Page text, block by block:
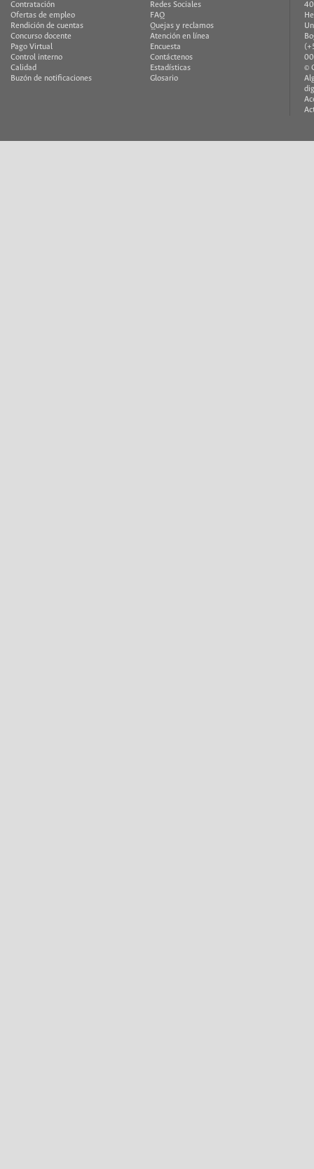
Contratación
Ofertas de empleo
Rendición de cuentas
Concurso docente
Pago Virtual
Control interno
Calidad
Buzón de notificaciones
Redes Sociales
FAQ
Quejas y reclamos
Atención en línea
Encuesta
Contáctenos
Estadísticas
Glosario
©